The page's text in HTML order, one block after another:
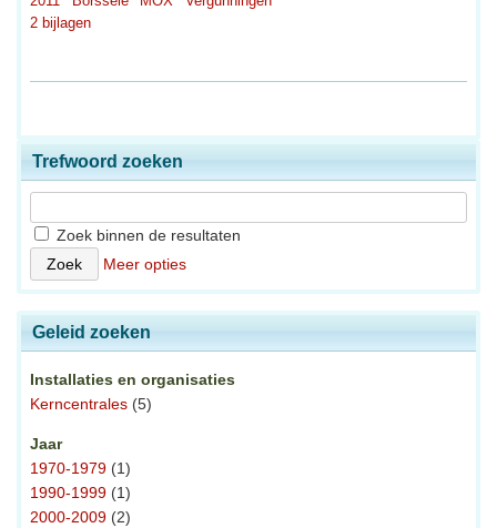
2 bijlagen
Trefwoord zoeken
Zoek binnen de resultaten
Meer opties
Geleid zoeken
Installaties en organisaties
Kerncentrales (5)
Jaar
1970-1979 (1)
1990-1999 (1)
2000-2009 (2)